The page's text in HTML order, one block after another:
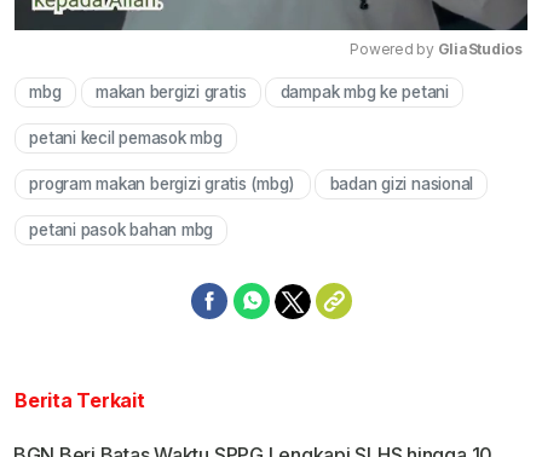
Mute
Powered by GliaStudios
mbg makan bergizi gratis dampak mbg ke petani
petani kecil pemasok mbg
program makan bergizi gratis (mbg) badan gizi nasional
petani pasok bahan mbg
Berita Terkait